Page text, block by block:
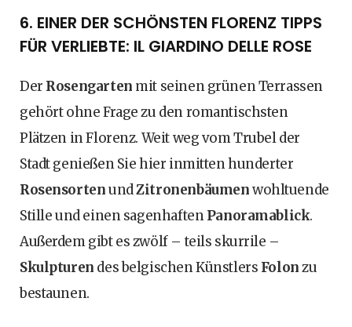
6. EINER DER SCHÖNSTEN FLORENZ TIPPS
FÜR VERLIEBTE: IL GIARDINO DELLE ROSE
Der Rosengarten mit seinen grünen Terrassen
gehört ohne Frage zu den romantischsten
Plätzen in Florenz. Weit weg vom Trubel der
Stadt genießen Sie hier inmitten hunderter
RosensortenundZitronenbäumenwohltuende
Stille und einen sagenhaftenPanoramablick.
Außerdem gibt es zwölf – teils skurrile –
Skulpturen des belgischen Künstlers Folonzu
bestaunen.